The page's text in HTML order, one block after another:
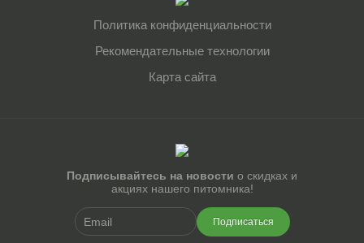
Политика конфиденциальности
Рекомендательные технологии
Карта сайта
Подписывайтесь на новости о скидках и
акциях нашего питомника!
Подписаться